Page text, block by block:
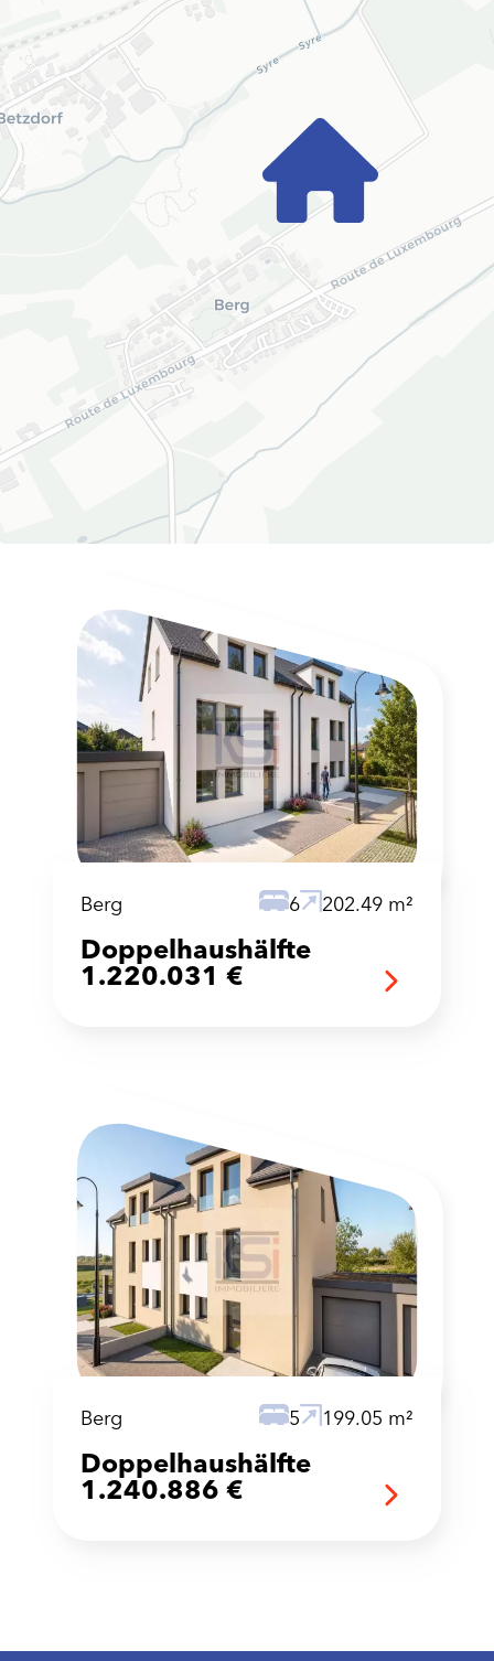
Berg 6 202.49 m²
Doppelhaushälfte
1.220.031 €
Berg 5 199.05 m²
Doppelhaushälfte
1.240.886 €